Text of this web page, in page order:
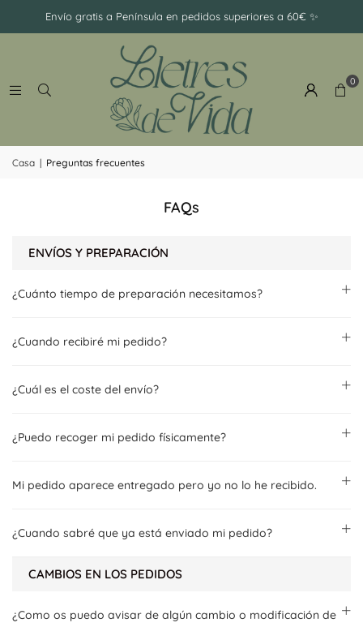
Envío gratis a Península en pedidos superiores a 60€ ✨
0
Casa | Preguntas frecuentes
FAQs
ENVÍOS Y PREPARACIÓN
¿Cuánto tiempo de preparación necesitamos?
¿Cuando recibiré mi pedido?
¿Cuál es el coste del envío?
¿Puedo recoger mi pedido físicamente?
Mi pedido aparece entregado pero yo no lo he recibido.
¿Cuando sabré que ya está enviado mi pedido?
CAMBIOS EN LOS PEDIDOS
¿Como os puedo avisar de algún cambio o modificación de
Ramillete